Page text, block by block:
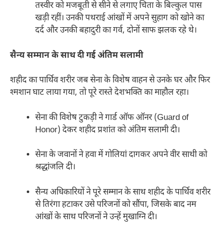
तस्वीर को मजबूती से सीने से लगाए चिता के बिल्कुल पास
खड़ी रहीं। उनकी पथराई आंखों में अपने सुहाग को खोने का
दर्द और उनकी बहादुरी का गर्व, दोनों साफ झलक रहे थे।
सैन्य सम्मान के साथ दी गई अंतिम सलामी
शहीद का पार्थिव शरीर जब सेना के विशेष वाहन से उनके घर और फिर
श्मशान घाट लाया गया, तो पूरे रास्ते देशभक्ति का माहौल रहा।
सेना की विशेष टुकड़ी ने गार्ड ऑफ ऑनर (Guard of
Honor) देकर शहीद प्रशांत को अंतिम सलामी दी।
सेना के जवानों ने हवा में गोलियां दागकर अपने वीर साथी को
श्रद्धांजलि दी।
सैन्य अधिकारियों ने पूरे सम्मान के साथ शहीद के पार्थिव शरीर
से तिरंगा हटाकर उसे परिजनों को सौंपा, जिसके बाद नम
आंखों के साथ परिजनों ने उन्हें मुखाग्नि दी।